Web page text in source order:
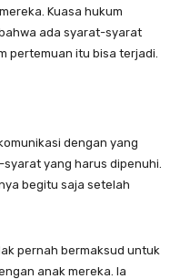
Kuasa hukum
ada syarat-syarat
pertemuan itu bisa terjadi.
dengan yang
yang harus dipenuhi.
begitu saja setelah
pernah bermaksud untuk
anak mereka. Ia